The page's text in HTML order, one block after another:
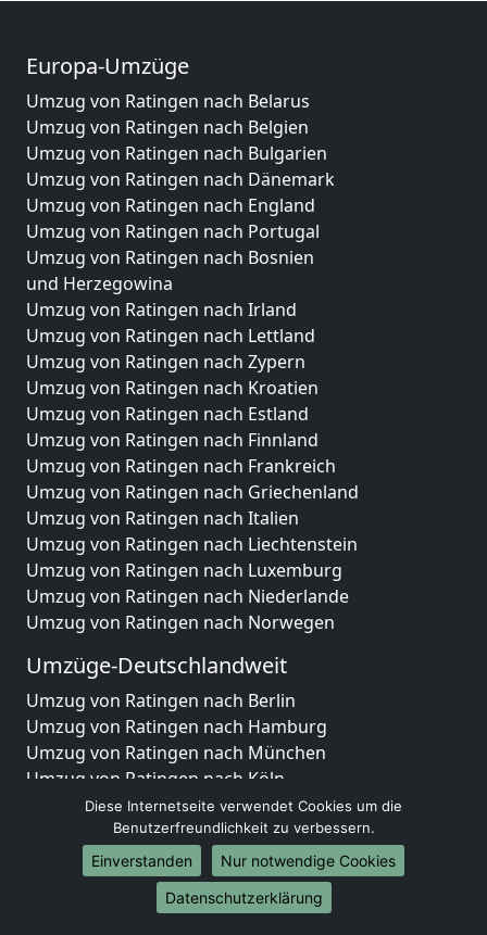
Europa-Umzüge
Umzug von Ratingen nach Belarus
Umzug von Ratingen nach Belgien
Umzug von Ratingen nach Bulgarien
Umzug von Ratingen nach Dänemark
Umzug von Ratingen nach England
Umzug von Ratingen nach Portugal
Umzug von Ratingen nach Bosnien
und Herzegowina
Umzug von Ratingen nach Irland
Umzug von Ratingen nach Lettland
Umzug von Ratingen nach Zypern
Umzug von Ratingen nach Kroatien
Umzug von Ratingen nach Estland
Umzug von Ratingen nach Finnland
Umzug von Ratingen nach Frankreich
Umzug von Ratingen nach Griechenland
Umzug von Ratingen nach Italien
Umzug von Ratingen nach Liechtenstein
Umzug von Ratingen nach Luxemburg
Umzug von Ratingen nach Niederlande
Umzug von Ratingen nach Norwegen
Umzüge-Deutschlandweit
Umzug von Ratingen nach Berlin
Umzug von Ratingen nach Hamburg
Umzug von Ratingen nach München
Umzug von Ratingen nach Köln
Umzug von Ratingen nach Frankfurt am Main
Umzug von Ratingen nach Stuttgart
Umzug von Ratingen nach Düsseldorf
Umzug von Ratingen nach Leipzig
Umzug von Ratingen nach Dortmund
Diese Internetseite verwendet Cookies um die
Benutzerfreundlichkeit zu verbessern.
Einverstanden
Nur notwendige Cookies
Datenschutzerklärung